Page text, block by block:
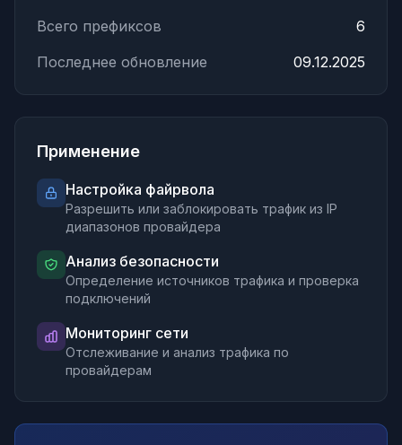
Всего префиксов
6
Последнее обновление
09.12.2025
Применение
Настройка файрвола
Разрешить или заблокировать трафик из IP
диапазонов провайдера
Анализ безопасности
Определение источников трафика и проверка
подключений
Мониторинг сети
Отслеживание и анализ трафика по
провайдерам